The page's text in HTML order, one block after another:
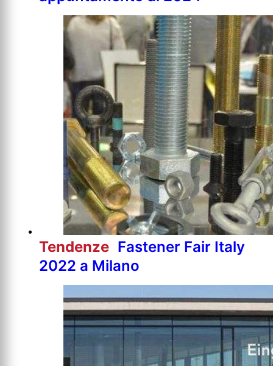
Tendenze Fastener Fair Italy
2022 a Milano